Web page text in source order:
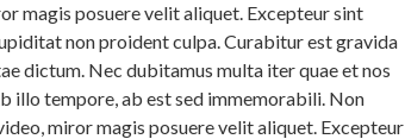
magis posuere velit aliquet. Excepteur sint
non proident culpa. Curabitur est gravida
dictum. Nec dubitamus multa iter quae et nos
illo tempore, ab est sed immemorabili. Non
miror magis posuere velit aliquet. Excepteur